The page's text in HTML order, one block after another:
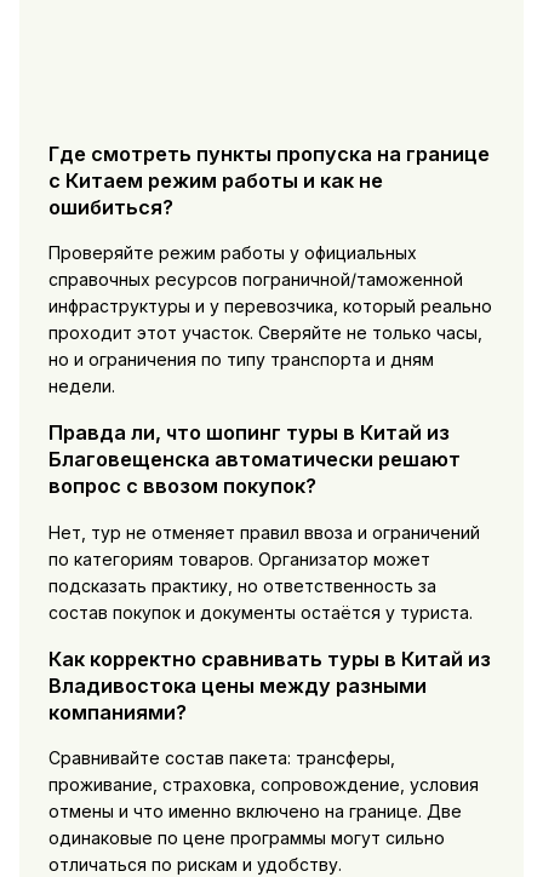
Где смотреть пункты пропуска на границе
с Китаем режим работы и как не
ошибиться?
Проверяйте режим работы у официальных
справочных ресурсов пограничной/таможенной
инфраструктуры и у перевозчика, который реально
проходит этот участок. Сверяйте не только часы,
но и ограничения по типу транспорта и дням
недели.
Правда ли, что шопинг туры в Китай из
Благовещенска автоматически решают
вопрос с ввозом покупок?
Нет, тур не отменяет правил ввоза и ограничений
по категориям товаров. Организатор может
подсказать практику, но ответственность за
состав покупок и документы остаётся у туриста.
Как корректно сравнивать туры в Китай из
Владивостока цены между разными
компаниями?
Сравнивайте состав пакета: трансферы,
проживание, страховка, сопровождение, условия
отмены и что именно включено на границе. Две
одинаковые по цене программы могут сильно
отличаться по рискам и удобству.